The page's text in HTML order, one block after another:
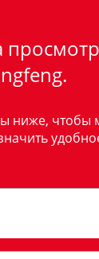
просмотр
ниже, чтобы